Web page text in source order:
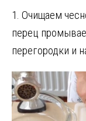
1. Очищаем
перец
перегородки и